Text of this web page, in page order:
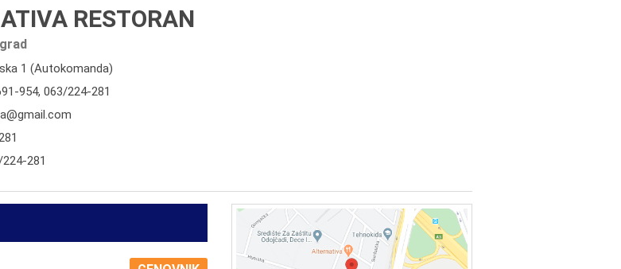
RESTORAN
1 (Autokomanda)
954, 063/224-281
281